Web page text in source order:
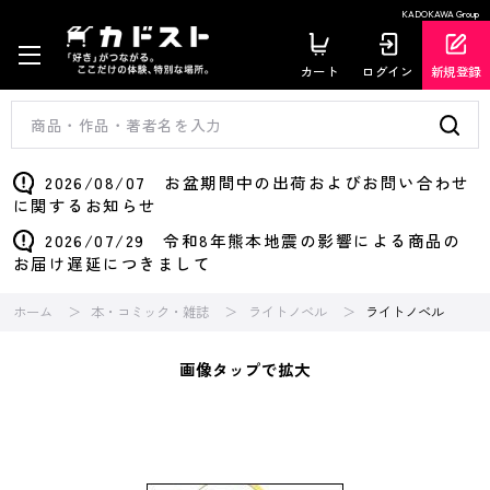
KADOKAWA Group
カート ログイン 新規登録
2026/08/07 お盆期間中の出荷およびお問い合わせ
に関するお知らせ
2026/07/29 令和8年熊本地震の影響による商品の
お届け遅延につきまして
ホーム 本・コミック・雑誌 ライトノベル ライトノベル
画像タップで拡大